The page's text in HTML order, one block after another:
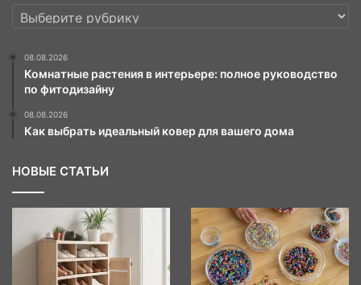
РУБРИКИ
08.08.2026
Комнатные растения в интерьере: полное руководство
по фитодизайну
08.08.2026
Как выбрать идеальный ковер для вашего дома
НОВЫЕ СТАТЬИ